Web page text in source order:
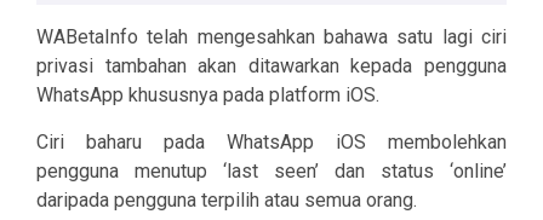
WABetaInfo telah mengesahkan bahawa satu lagi ciri
privasi tambahan akan ditawarkan kepada pengguna
WhatsApp khususnya pada platform iOS.
Ciri baharu pada WhatsApp iOS membolehkan
pengguna menutup ‘last seen’ dan status ‘online’
daripada pengguna terpilih atau semua orang.